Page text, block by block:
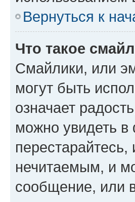
Вернуться к
Что такое
Смайлики, или
могут быть
означает
можно увидеть
нечитаемым, и
сообщение, или